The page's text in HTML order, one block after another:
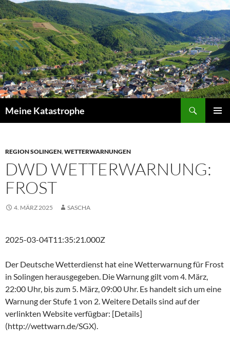
Zum
Inhalt
springen
Meine Katastrophe
REGION SOLINGEN,WETTERWARNUNGEN
DWD WETTERWARNUNG:
FROST
4. MÄRZ 2025 SASCHA
2025-03-04T11:35:21.000Z
Der Deutsche Wetterdienst hat eine Wetterwarnung für Frost
in Solingen herausgegeben. Die Warnung gilt vom 4. März,
22:00 Uhr, bis zum 5. März, 09:00 Uhr. Es handelt sich um eine
Warnung der Stufe 1 von 2. Weitere Details sind auf der
verlinkten Website verfügbar: [Details]
(http://wettwarn.de/SGX).